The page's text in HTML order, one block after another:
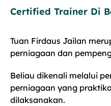
Certified Trainer Di
Tuan Firdaus Jailan
perniagaan dan
Beliau dikenali melalui
perniagaan yang
dilaksanakan.